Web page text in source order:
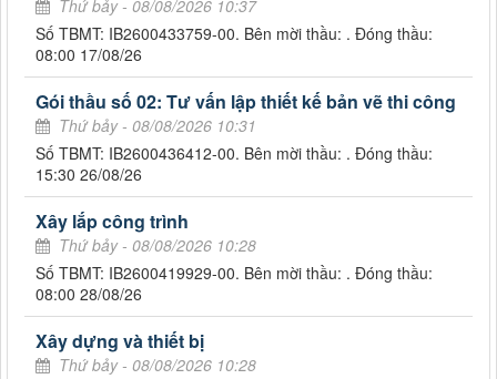
Thứ bảy - 08/08/2026 10:37
Số TBMT: IB2600433759-00. Bên mời thầu: . Đóng thầu:
08:00 17/08/26
Gói thầu số 02: Tư vấn lập thiết kế bản vẽ thi công
Thứ bảy - 08/08/2026 10:31
Số TBMT: IB2600436412-00. Bên mời thầu: . Đóng thầu:
15:30 26/08/26
Xây lắp công trình
Thứ bảy - 08/08/2026 10:28
Số TBMT: IB2600419929-00. Bên mời thầu: . Đóng thầu:
08:00 28/08/26
Xây dựng và thiết bị
Thứ bảy - 08/08/2026 10:28